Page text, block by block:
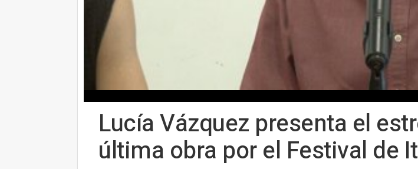
Lucía Vázquez presenta el
última obra por el Festival de